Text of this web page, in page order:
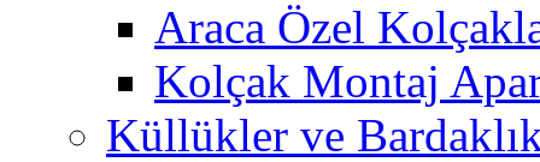
Araca Özel
Kolçak Montaj
Küllükler ve